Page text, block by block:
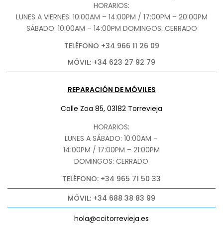
HORARIOS:
LUNES A VIERNES: 10:00AM – 14:00PM / 17:00PM – 20:00PM
SÁBADO: 10:00AM – 14:00PM DOMINGOS: CERRADO
TELÉFONO +34 966 11 26 09
MÓVIL: +34 623 27 92 79
REPARACIÓN DE MÓVILES
Calle Zoa 85, 03182 Torrevieja
HORARIOS:
LUNES A SÁBADO: 10:00AM –
14:00PM / 17:00PM – 21:00PM
DOMINGOS: CERRADO
TELÉFONO: +34 965 71 50 33
MÓVIL: +34 688 38 83 99
hola@ccitorrevieja.es